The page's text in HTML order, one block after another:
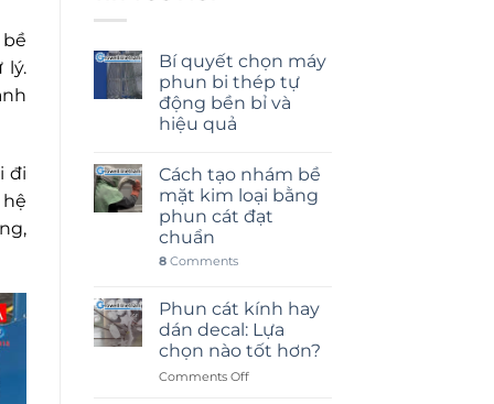
lý.
đi
Bí quyết chọn máy
phun bi thép tự
động bền bỉ và
hiệu quả
Cách tạo nhám bề
mặt kim loại bằng
phun cát đạt
chuẩn
8Comments
Phun cát kính hay
dán decal: Lựa
chọn nào tốt hơn?
Comments Offon